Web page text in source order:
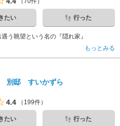
たい 行った
う眺望という名の『隠れ家』
もっとみる
別邸 すいかずら
4.4 （199件）
たい 行った